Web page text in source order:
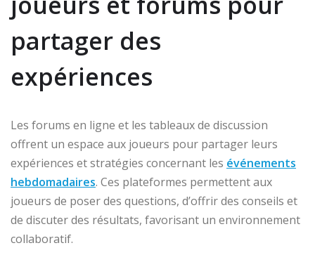
partager des
expériences
Les forums en ligne et les tableaux de discussion
offrent un espace aux joueurs pour partager leurs
expériences et stratégies concernant les événements
hebdomadaires. Ces plateformes permettent aux
joueurs de poser des questions, d’offrir des conseils et
de discuter des résultats, favorisant un environnement
collaboratif.